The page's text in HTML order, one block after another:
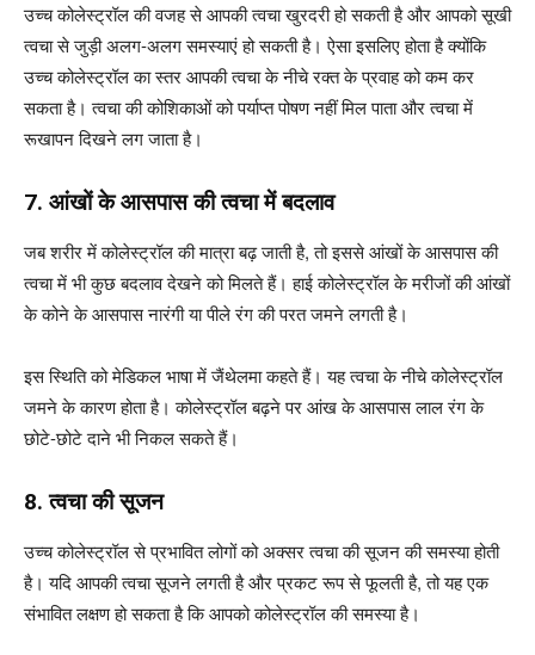
उच्च कोलेस्ट्रॉल की वजह से आपकी त्वचा खुरदरी हो सकती है और आपको सूखी
त्वचा से जुड़ी अलग-अलग समस्याएं हो सकती है। ऐसा इसलिए होता है क्योंकि
उच्च कोलेस्ट्रॉल का स्तर आपकी त्वचा के नीचे रक्त के प्रवाह को कम कर
सकता है। त्वचा की कोशिकाओं को पर्याप्त पोषण नहीं मिल पाता और त्वचा में
रूखापन दिखने लग जाता है।
7. आंखों के आसपास की त्वचा में बदलाव
जब शरीर में कोलेस्ट्रॉल की मात्रा बढ़ जाती है, तो इससे आंखों के आसपास की
त्वचा में भी कुछ बदलाव देखने को मिलते हैं। हाई कोलेस्ट्रॉल के मरीजों की आंखों
के कोने के आसपास नारंगी या पीले रंग की परत जमने लगती है।
इस स्थिति को मेडिकल भाषा में जैंथेलमा कहते हैं। यह त्वचा के नीचे कोलेस्ट्रॉल
जमने के कारण होता है। कोलेस्ट्रॉल बढ़ने पर आंख के आसपास लाल रंग के
छोटे-छोटे दाने भी निकल सकते हैं।
8. त्वचा की सूजन
उच्च कोलेस्ट्रॉल से प्रभावित लोगों को अक्सर त्वचा की सूजन की समस्या होती
है। यदि आपकी त्वचा सूजने लगती है और प्रकट रूप से फूलती है, तो यह एक
संभावित लक्षण हो सकता है कि आपको कोलेस्ट्रॉल की समस्या है।